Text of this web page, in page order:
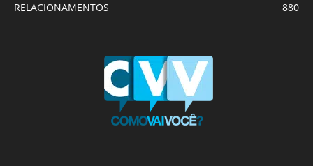
RELACIONAMENTOS
880